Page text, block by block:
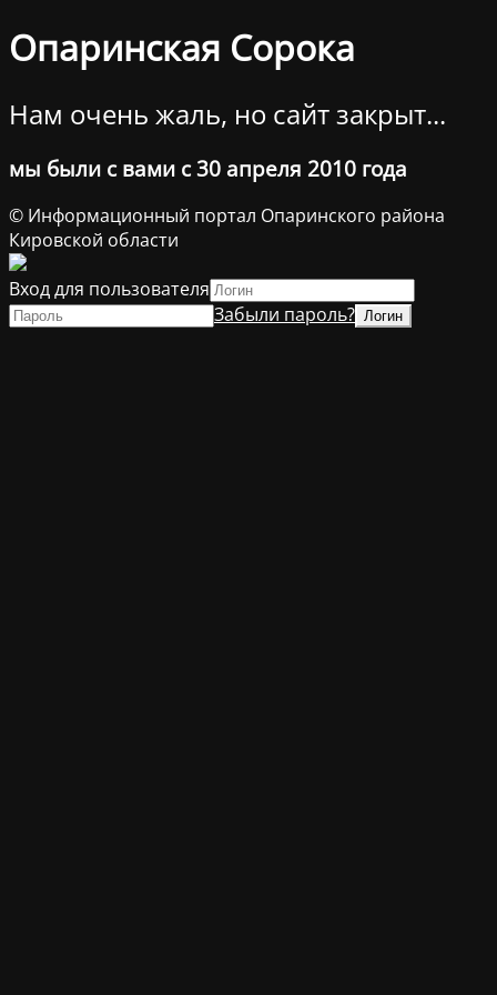
Опаринская Сорока
Нам очень жаль, но сайт закрыт...
мы были с вами с 30 апреля 2010 года
© Информационный портал Опаринского района
Кировской области
Вход для пользователя
Забыли пароль?